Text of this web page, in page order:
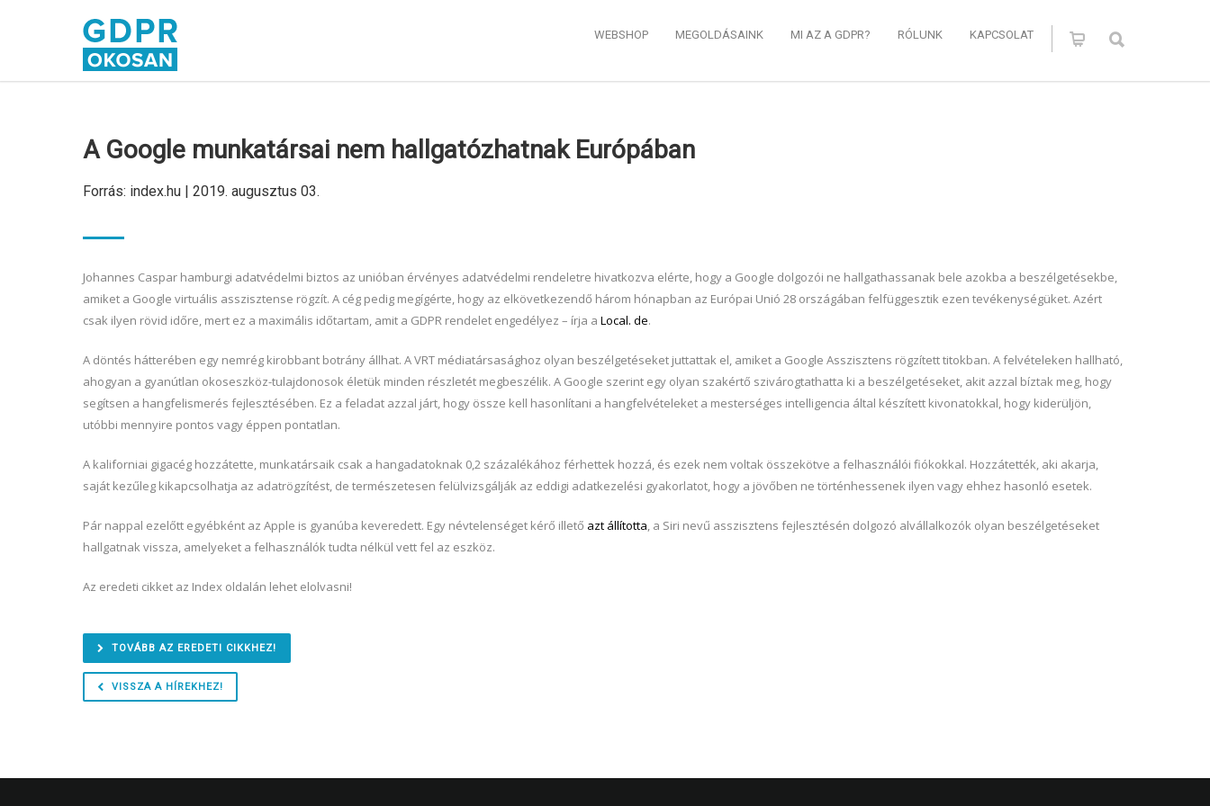
WEBSHOP MEGOLDÁSAINK MI AZ A GDPR? RÓLUNK KAPCSOLAT
A Google munkatársai nem hallgatózhatnak Európában
Forrás: index.hu | 2019. augusztus 03.
Johannes Caspar hamburgi adatvédelmi biztos az unióban érvényes adatvédelmi rendeletre hivatkozva elérte, hogy a Google dolgozói ne hallgathassanak bele azokba a beszélgetésekbe,
amiket a Google virtuális asszisztense rögzít. A cég pedig megígérte, hogy az elkövetkezendő három hónapban az Európai Unió 28 országában felfüggesztik ezen tevékenységüket. Azért
csak ilyen rövid időre, mert ez a maximális időtartam, amit a GDPR rendelet engedélyez – írja a Local. de.
A döntés hátterében egy nemrég kirobbant botrány állhat. A VRT médiatársasághoz olyan beszélgetéseket juttattak el, amiket a Google Asszisztens rögzített titokban. A felvételeken hallható,
ahogyan a gyanútlan okoseszköz-tulajdonosok életük minden részletét megbeszélik. A Google szerint egy olyan szakértő szivárogtathatta ki a beszélgetéseket, akit azzal bíztak meg, hogy
segítsen a hangfelismerés fejlesztésében. Ez a feladat azzal járt, hogy össze kell hasonlítani a hangfelvételeket a mesterséges intelligencia által készített kivonatokkal, hogy kiderüljön,
utóbbi mennyire pontos vagy éppen pontatlan.
A kaliforniai gigacég hozzátette, munkatársaik csak a hangadatoknak 0,2 százalékához férhettek hozzá, és ezek nem voltak összekötve a felhasználói fiókokkal. Hozzátették, aki akarja,
saját kezűleg kikapcsolhatja az adatrögzítést, de természetesen felülvizsgálják az eddigi adatkezelési gyakorlatot, hogy a jövőben ne történhessenek ilyen vagy ehhez hasonló esetek.
Pár nappal ezelőtt egyébként az Apple is gyanúba keveredett. Egy névtelenséget kérő illető azt állította, a Siri nevű asszisztens fejlesztésén dolgozó alvállalkozók olyan beszélgetéseket
hallgatnak vissza, amelyeket a felhasználók tudta nélkül vett fel az eszköz.
Az eredeti cikket az Index oldalán lehet elolvasni!
TOVÁBB AZ EREDETI CIKKHEZ!
VISSZA A HÍREKHEZ!